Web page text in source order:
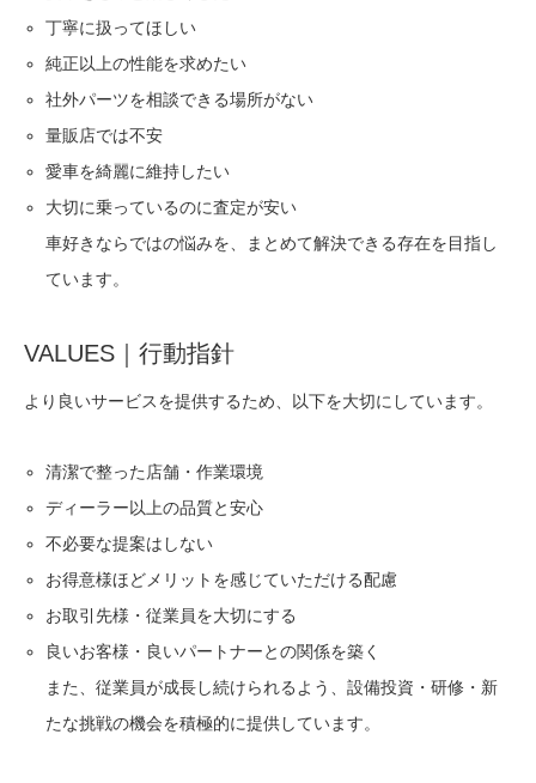
丁寧に扱ってほしい
純正以上の性能を求めたい
社外パーツを相談できる場所がない
量販店では不安
愛車を綺麗に維持したい
大切に乗っているのに査定が安い
車好きならではの悩みを、まとめて解決できる存在を目指し
ています。
VALUES｜行動指針
より良いサービスを提供するため、以下を大切にしています。
清潔で整った店舗・作業環境
ディーラー以上の品質と安心
不必要な提案はしない
お得意様ほどメリットを感じていただける配慮
お取引先様・従業員を大切にする
良いお客様・良いパートナーとの関係を築く
また、従業員が成長し続けられるよう、設備投資・研修・新
たな挑戦の機会を積極的に提供しています。